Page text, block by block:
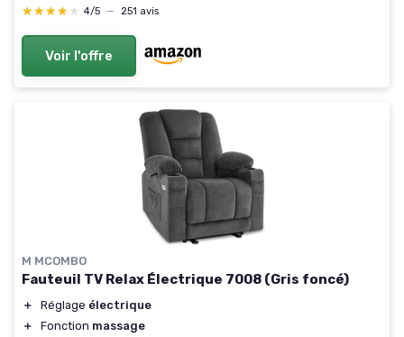
★★★★★
★★★★★ 4/5 — 251 avis
Voir l'offre
M MCOMBO
Fauteuil TV Relax Électrique 7008 (Gris foncé)
＋ Réglage électrique
＋
Fonction massage